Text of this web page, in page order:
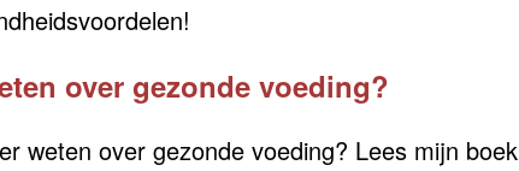
over gezonde voeding?
weten over gezonde voeding? Lees mijn boek